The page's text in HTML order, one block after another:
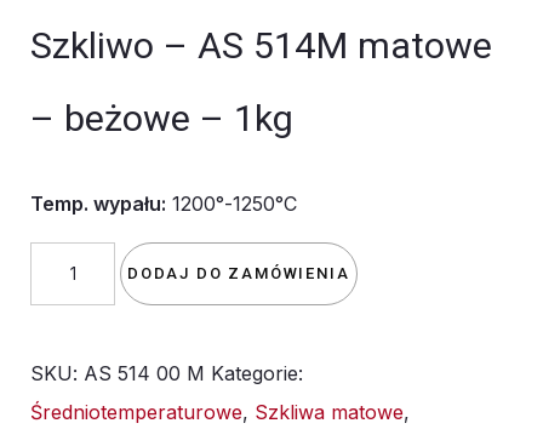
Szkliwo – AS 514M matowe
– beżowe – 1kg
Temp. wypału: 1200°-1250°C
Szkliwo
AS
514M
DODAJ DO ZAMÓWIENIA
SKU: AS 514 00 M Kategorie:
Średniotemperaturowe, Szkliwa matowe,